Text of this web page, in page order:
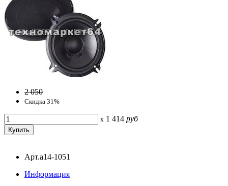
2 050
Скидка 31%
x 1 414 руб
Арт.a14-1051
Информация